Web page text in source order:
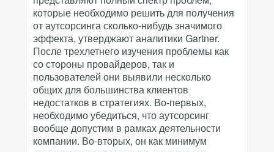
которые необходимо решить для получения
от аутсорсинга сколько-нибудь значимого
эффекта, утверджают аналитики Gartner.
После трехлетнего изучения проблемы как
со стороны провайдеров, так и
пользователей они выявили несколько
общих для большинства клиентов
недостатков в стратегиях. Во-первых,
необходимо убедиться, что аутсорсинг
вообще допустим в рамках деятельности
компании. Во-вторых, он как минимум